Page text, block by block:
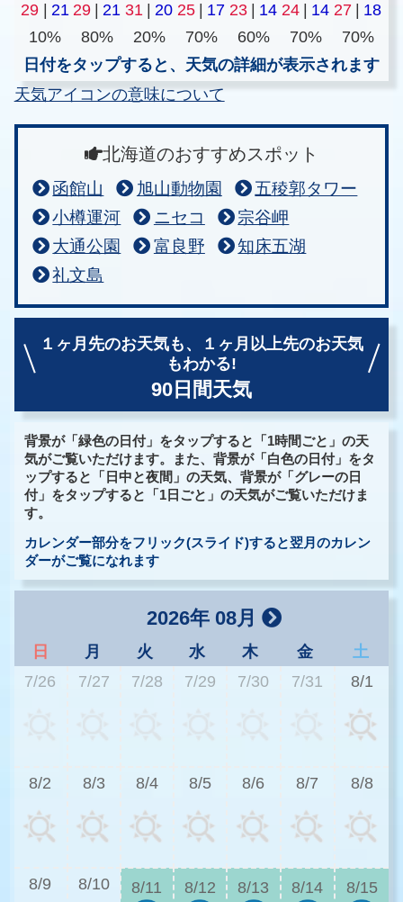
29 21 29 21 31 20 25 17 23 14 24 14 27
18
10%
80% 20% 70% 60% 70%
70%
日付をタップすると、天気の詳細が表示されます
天気アイコンの意味について
北海道のおすすめスポット
函館山 旭山動物園
五稜郭タワー
小樽運河
ニセコ
宗谷岬
大通公園
富良野
知床五湖
礼文島
１ヶ月先のお天気も、
１ヶ月以上先のお天気
もわかる!
90日間天気
背景が「緑色の日付」をタップすると「1時間ごと」の天
気がご覧いただけます。また、背景が「白色の日付」をタ
ップすると「日中と夜間」の天気、背景が「グレーの日
付」をタップすると「1日ごと」の天気がご覧いただけま
す。
カレンダー部分をフリック(スライド)すると翌月のカレン
ダーがご覧になれます
2026年 08月
日 月 火 水 木 金
土
7/26
7/27 7/28 7/29 7/30 7/31 8/1
8/2 8/3 8/4 8/5 8/6 8/7 8/8
8/9 8/10 8/11 8/12 8/13 8/14 8/15